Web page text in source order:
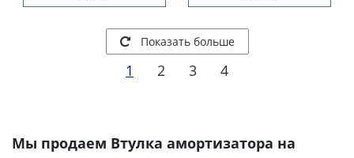
Показать больше
1 2 3 4
Мы продаем Втулка амортизатора на